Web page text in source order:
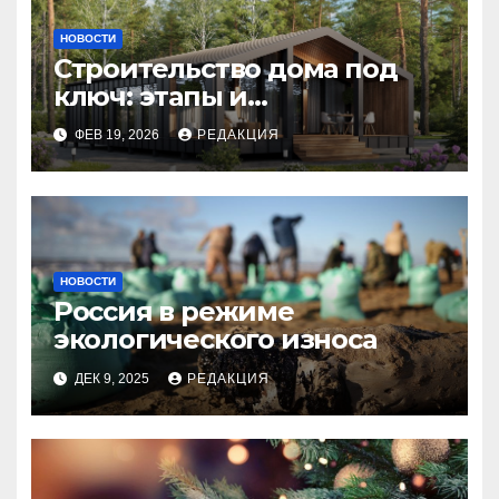
НОВОСТИ
Строительство дома под
ключ: этапы и
планирование бюджета
ФЕВ 19, 2026 РЕДАКЦИЯ
НОВОСТИ
Россия в режиме
экологического износа
ДЕК 9, 2025 РЕДАКЦИЯ